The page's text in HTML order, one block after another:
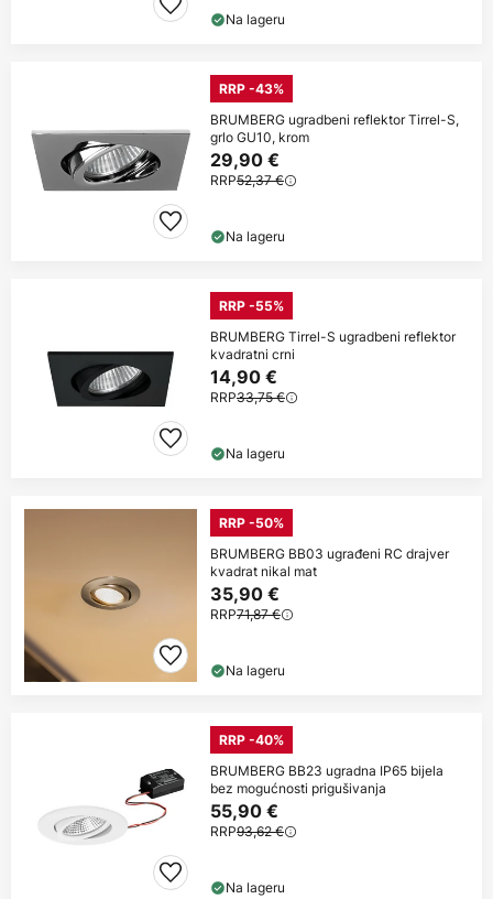
Na lageru
RRP -43%
BRUMBERG ugradbeni reflektor Tirrel-S,
grlo GU10, krom
29,90 €
RRP52,37 €
Na lageru
RRP -55%
BRUMBERG Tirrel-S ugradbeni reflektor
kvadratni crni
14,90 €
RRP33,75 €
Na lageru
RRP -50%
BRUMBERG BB03 ugrađeni RC drajver
kvadrat nikal mat
35,90 €
RRP71,87 €
Na lageru
RRP -40%
BRUMBERG BB23 ugradna IP65 bijela
bez mogućnosti prigušivanja
55,90 €
RRP93,62 €
Na lageru